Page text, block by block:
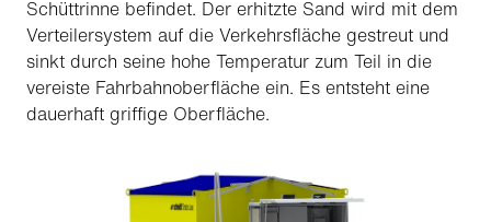
Schüttrinne befindet. Der erhitzte Sand wird mit dem
Verteilersystem auf die Verkehrsfläche gestreut und
sinkt durch seine hohe Temperatur zum Teil in die
vereiste Fahrbahnoberfläche ein. Es entsteht eine
dauerhaft griffige Oberfläche.